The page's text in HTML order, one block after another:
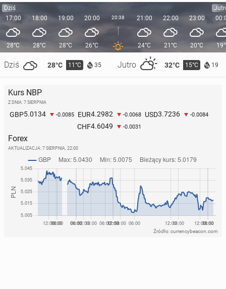
Dziś
17:00
28°C
Dziś 28°C 11°C 35 Jutro 32°C 15°C 19
18:00
28°C
19:00
28°C
20:00
26°C
20:38 21:00
24°C
22:00
21°C
23:00
20°C
Kurs NBP
Z DNIA: 7 SIERPNIA
GBP5.0134 -0.0085 EUR4.2982 -0.0068 USD3.7236 -0.0084
CHF4.6049 -0.0031
Forex
AKTUALIZACJA: 7 SIERPNIA, 22:00
Źródło: currencybeacon.com